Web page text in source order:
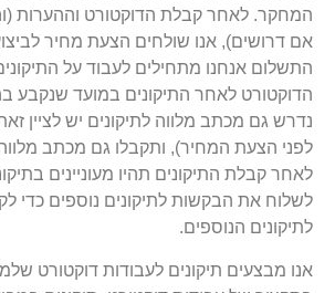
המחקר. לאחר קבלת הדוקטורט וההערות
אם דרושים), אנו שולחים הצעת מחיר
התשלום אנחנו מתחילים לעבוד על
הדוקטורט לאחר התיקונים במועד שנקבע
נדרש גם מכתב מלווה לתיקונים יש לציין
לפני הצעת המחיר), ותקבלו גם מכתב
לאחר קבלת התיקונים תהיו מעוניינים
לשלוח את הבקשות לתיקונים נוספים כדי
לתיקונים הנוספים.
אנו מבצעים תיקונים לעבודות דוקטורט